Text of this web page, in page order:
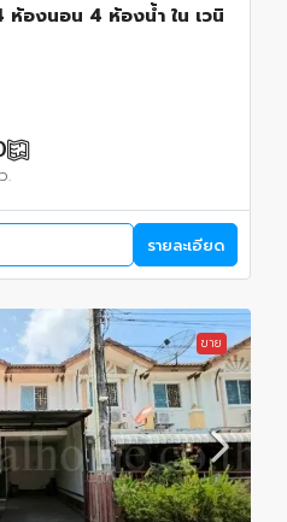
ห้องนอน 4 ห้องน้ำ ใน เวนิ
.
รายละเอียด
ขาย